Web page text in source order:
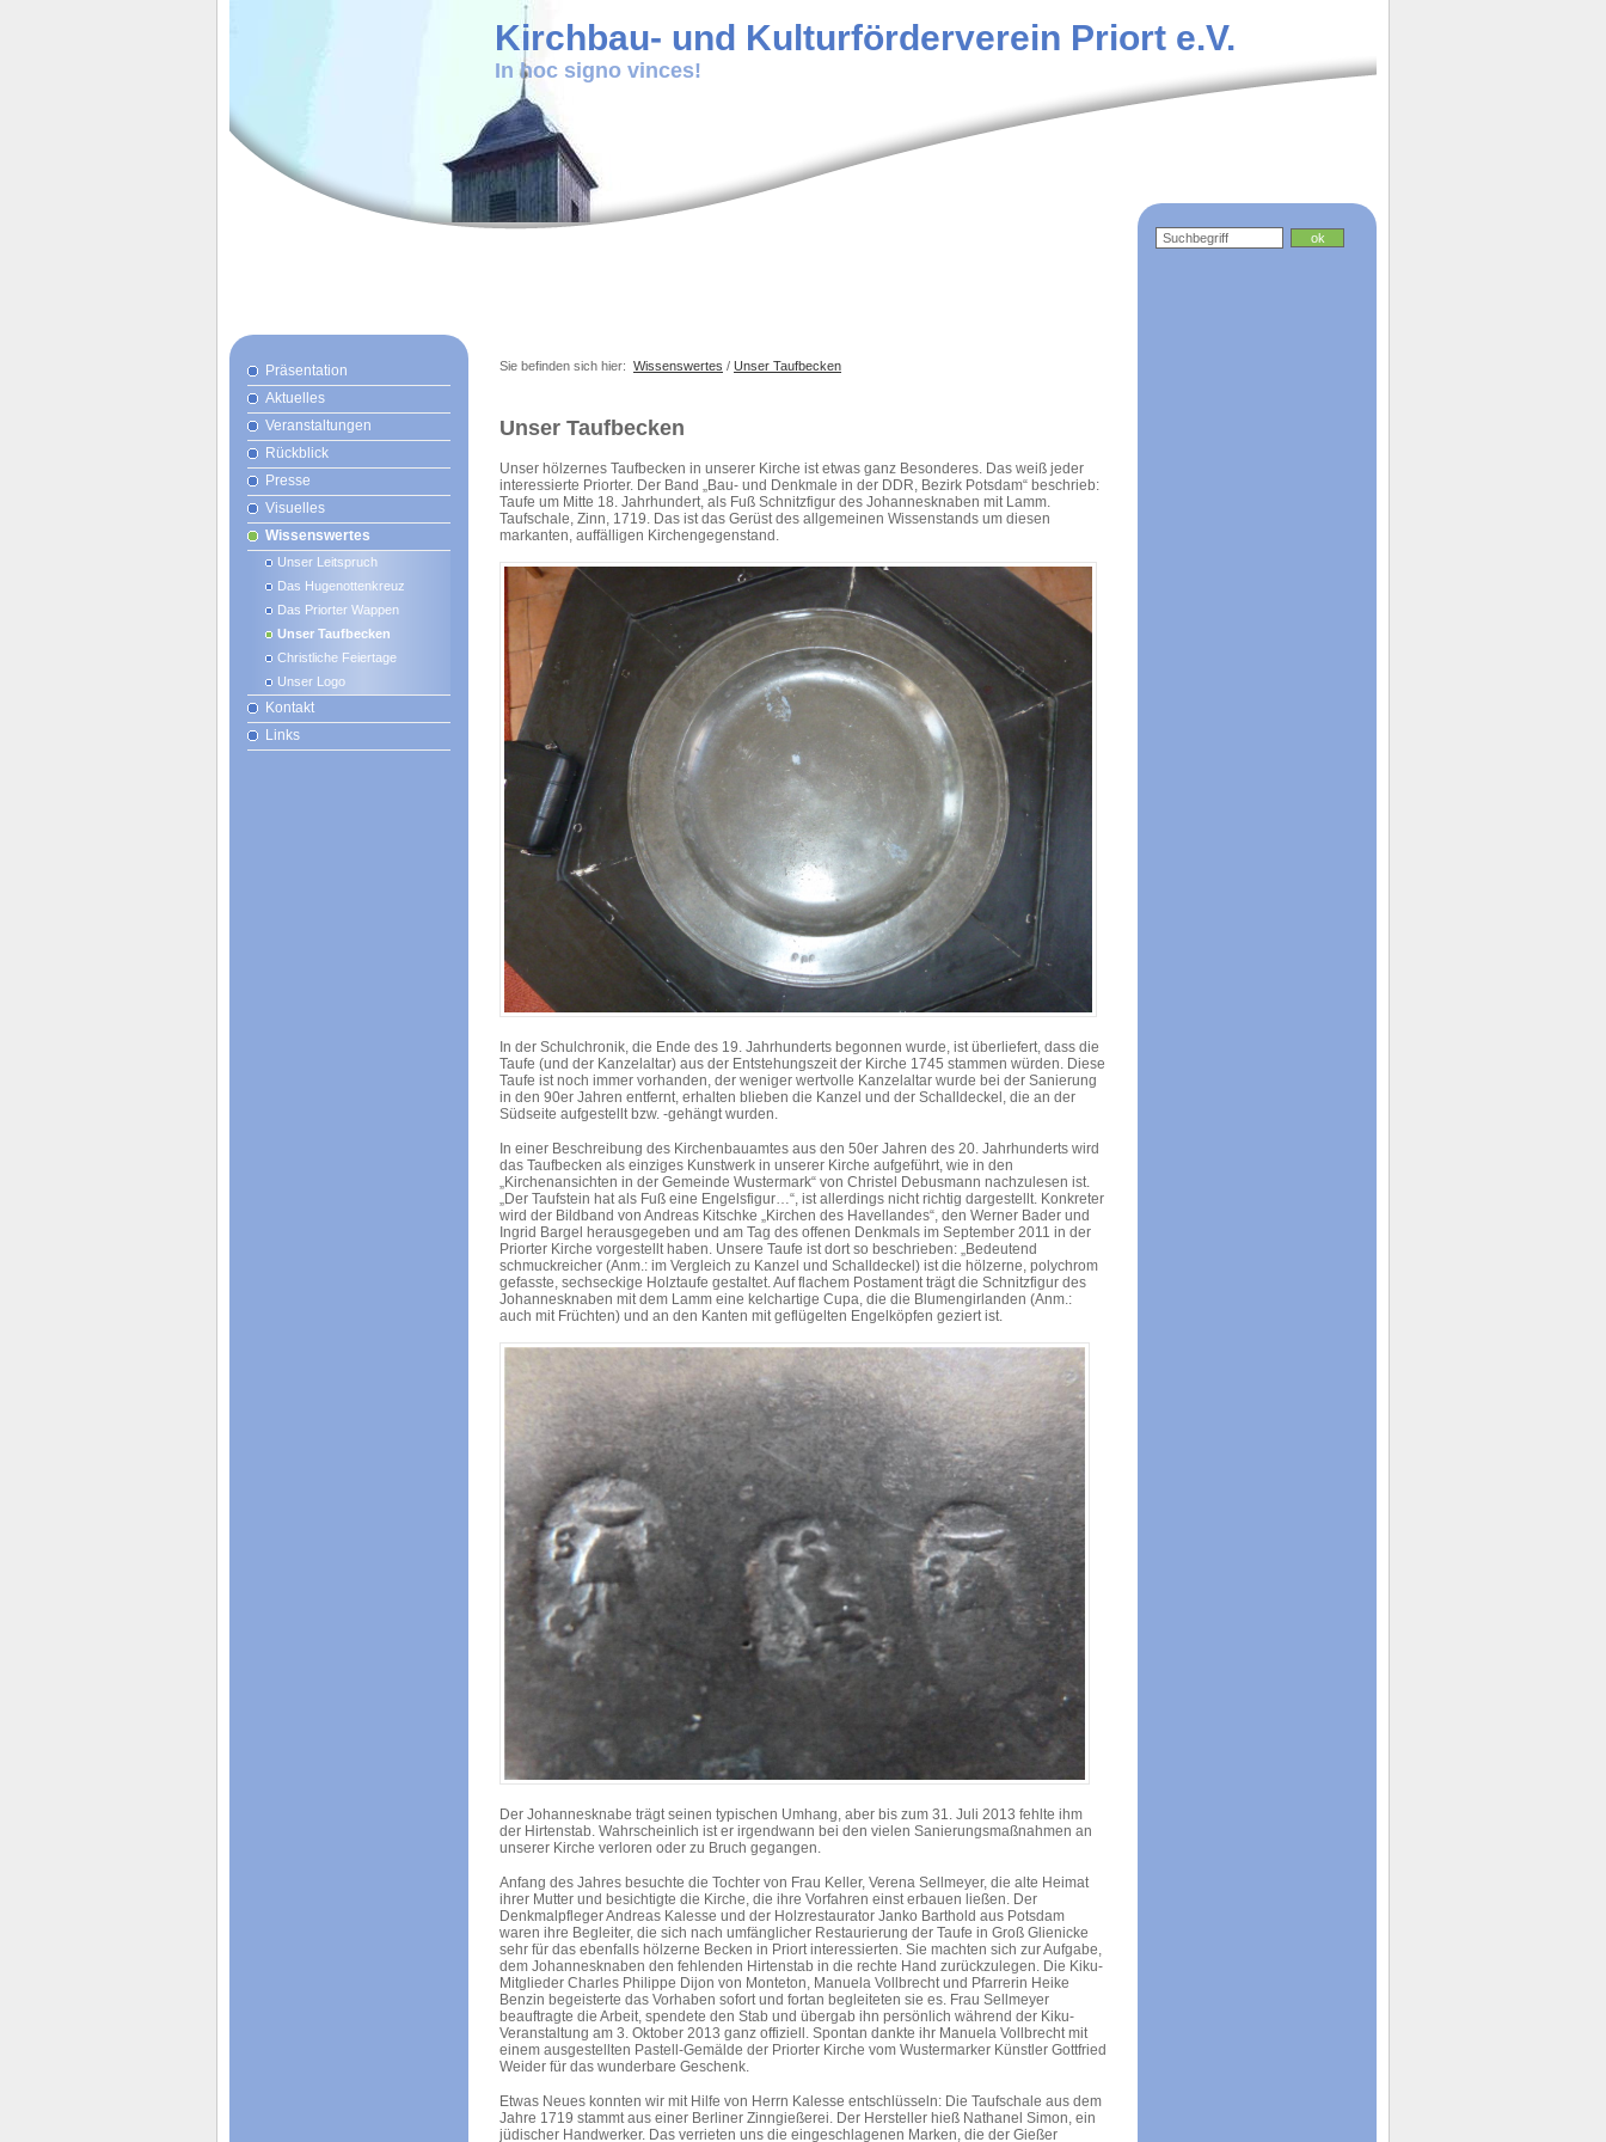
Kirchbau- und Kulturförderverein Priort e.V.
In hoc signo vinces!
Präsentation
Aktuelles
Veranstaltungen
Rückblick
Presse
Visuelles
Wissenswertes
Unser Leitspruch
Das Hugenottenkreuz
Das Priorter Wappen
Unser Taufbecken
Christliche Feiertage
Unser Logo
Kontakt
Links
Sie befinden sich hier: Wissenswertes / Unser Taufbecken
Unser Taufbecken
Unser hölzernes Taufbecken in unserer Kirche ist etwas ganz Besonderes. Das weiß jeder
interessierte Priorter. Der Band „Bau- und Denkmale in der DDR, Bezirk Potsdam“ beschrieb:
Taufe um Mitte 18. Jahrhundert, als Fuß Schnitzfigur des Johannesknaben mit Lamm.
Taufschale, Zinn, 1719. Das ist das Gerüst des allgemeinen Wissenstands um diesen
markanten, auffälligen Kirchengegenstand.
In der Schulchronik, die Ende des 19. Jahrhunderts begonnen wurde, ist überliefert, dass die
Taufe (und der Kanzelaltar) aus der Entstehungszeit der Kirche 1745 stammen würden. Diese
Taufe ist noch immer vorhanden, der weniger wertvolle Kanzelaltar wurde bei der Sanierung
in den 90er Jahren entfernt, erhalten blieben die Kanzel und der Schalldeckel, die an der
Südseite aufgestellt bzw. -gehängt wurden.
In einer Beschreibung des Kirchenbauamtes aus den 50er Jahren des 20. Jahrhunderts wird
das Taufbecken als einziges Kunstwerk in unserer Kirche aufgeführt, wie in den
„Kirchenansichten in der Gemeinde Wustermark“ von Christel Debusmann nachzulesen ist.
„Der Taufstein hat als Fuß eine Engelsfigur…“, ist allerdings nicht richtig dargestellt. Konkreter
wird der Bildband von Andreas Kitschke „Kirchen des Havellandes“, den Werner Bader und
Ingrid Bargel herausgegeben und am Tag des offenen Denkmals im September 2011 in der
Priorter Kirche vorgestellt haben. Unsere Taufe ist dort so beschrieben: „Bedeutend
schmuckreicher (Anm.: im Vergleich zu Kanzel und Schalldeckel) ist die hölzerne, polychrom
gefasste, sechseckige Holztaufe gestaltet. Auf flachem Postament trägt die Schnitzfigur des
Johannesknaben mit dem Lamm eine kelchartige Cupa, die die Blumengirlanden (Anm.:
auch mit Früchten) und an den Kanten mit geflügelten Engelköpfen geziert ist.
Der Johannesknabe trägt seinen typischen Umhang, aber bis zum 31. Juli 2013 fehlte ihm
der Hirtenstab. Wahrscheinlich ist er irgendwann bei den vielen Sanierungsmaßnahmen an
unserer Kirche verloren oder zu Bruch gegangen.
Anfang des Jahres besuchte die Tochter von Frau Keller, Verena Sellmeyer, die alte Heimat
ihrer Mutter und besichtigte die Kirche, die ihre Vorfahren einst erbauen ließen. Der
Denkmalpfleger Andreas Kalesse und der Holzrestaurator Janko Barthold aus Potsdam
waren ihre Begleiter, die sich nach umfänglicher Restaurierung der Taufe in Groß Glienicke
sehr für das ebenfalls hölzerne Becken in Priort interessierten. Sie machten sich zur Aufgabe,
dem Johannesknaben den fehlenden Hirtenstab in die rechte Hand zurückzulegen. Die Kiku-
Mitglieder Charles Philippe Dijon von Monteton, Manuela Vollbrecht und Pfarrerin Heike
Benzin begeisterte das Vorhaben sofort und fortan begleiteten sie es. Frau Sellmeyer
beauftragte die Arbeit, spendete den Stab und übergab ihn persönlich während der Kiku-
Veranstaltung am 3. Oktober 2013 ganz offiziell. Spontan dankte ihr Manuela Vollbrecht mit
einem ausgestellten Pastell-Gemälde der Priorter Kirche vom Wustermarker Künstler Gottfried
Weider für das wunderbare Geschenk.
Etwas Neues konnten wir mit Hilfe von Herrn Kalesse entschlüsseln: Die Taufschale aus dem
Jahre 1719 stammt aus einer Berliner Zinngießerei. Der Hersteller hieß Nathanel Simon, ein
jüdischer Handwerker. Das verrieten uns die eingeschlagenen Marken, die der Gießer